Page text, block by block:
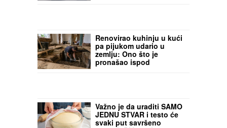
Kuća u Kumodražu,
vikendica, čamac i četiri
skupocena automobila:
Evo šta je sve posedovao
gigant otišao u stečaj:
400 radnika u
neizvesnosti